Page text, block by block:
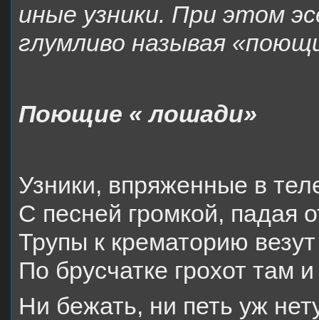
иные узники. При этом
глумливо называя
Поющие « лошади»
Узники, впряженные в
С песней громкой, падая
Трупы к крематорию
По брусчатке грохот там и
Ни бежать, ни петь уж